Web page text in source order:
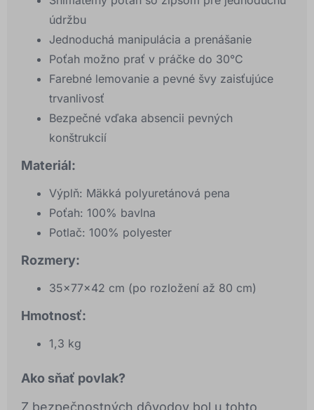
údržbu
Jednoduchá manipulácia a prenášanie
Poťah možno prať v práčke do 30°C
Farebné lemovanie a pevné švy zaisťujúce
trvanlivosť
Bezpečné vďaka absencii pevných
konštrukcií
Materiál:
Výplň: Mäkká polyuretánová pena
Poťah: 100% bavlna
Potlač: 100% polyester
Rozmery:
35x77x42 cm (po rozložení až 80 cm)
Hmotnosť:
1,3 kg
Ako sňať povlak?
Z bezpečnostných dôvodov bol u tohto